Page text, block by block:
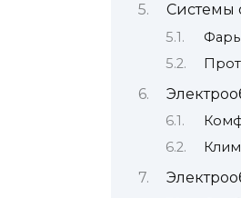
Системы